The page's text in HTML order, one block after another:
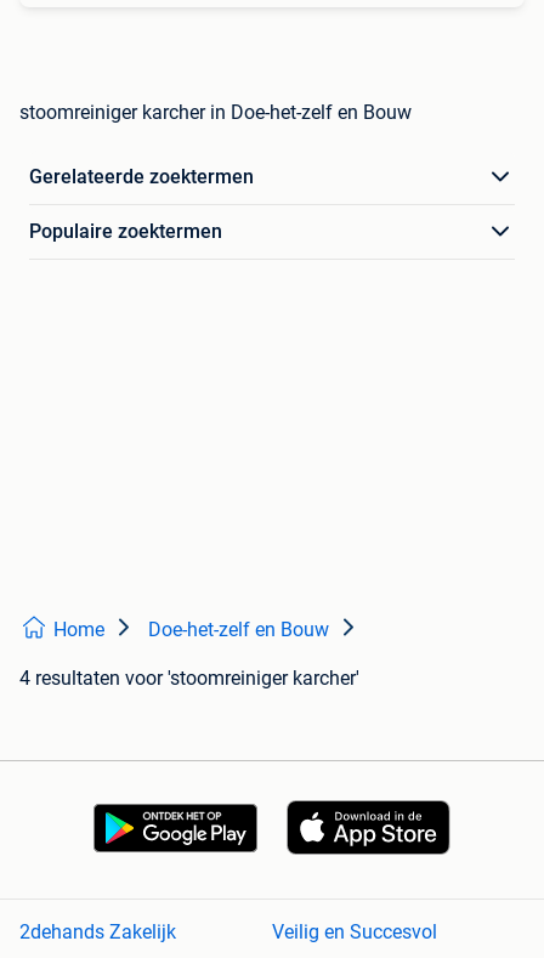
stoomreiniger karcher in Doe-het-zelf en Bouw
Gerelateerde zoektermen
Populaire zoektermen
Home Doe-het-zelf en Bouw
4 resultaten voor 'stoomreiniger karcher'
2dehands Zakelijk Veilig en Succesvol